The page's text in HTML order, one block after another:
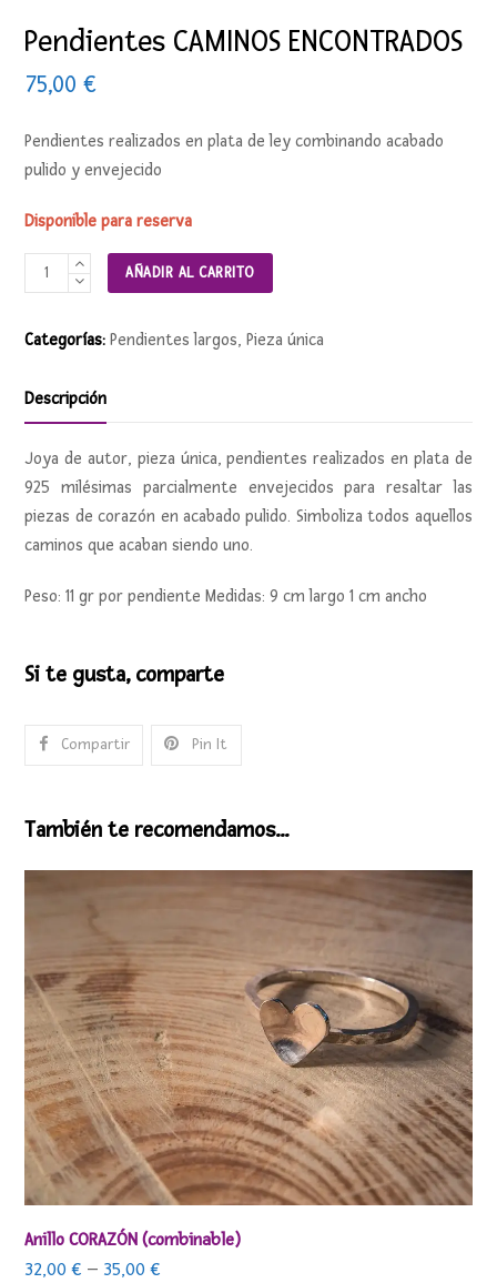
Pendientes CAMINOS ENCONTRADOS
75,00€
Pendientes realizados en plata de ley combinando acabado
pulido y envejecido
Disponible para reserva
Pendientes
CAMINOS
cantidad
AÑADIR AL CARRITO
Categorías: Pendientes largos,Pieza única
Descripción
Joya de autor, pieza única, pendientes realizados en plata de
925 milésimas parcialmente envejecidos para resaltar las
piezas de corazón en acabado pulido. Simboliza todos aquellos
caminos que acaban siendo uno.
Peso: 11 gr por pendiente Medidas: 9 cm largo 1 cm ancho
Si te gusta, comparte
Compartir Pin It
También te recomendamos…
Anillo CORAZÓN (combinable)
32,00€ – 35,00€